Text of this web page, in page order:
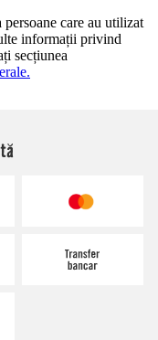
care au utilizat
informații privind
secțiunea